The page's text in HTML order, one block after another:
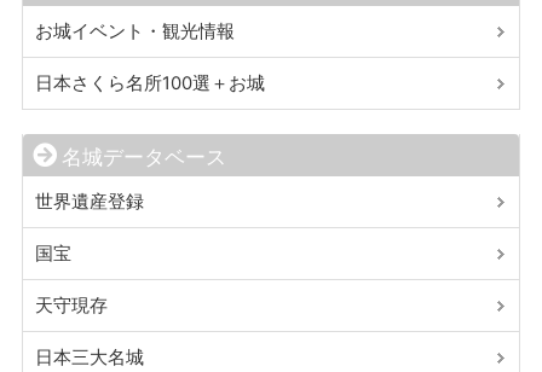
お城イベント・観光情報
日本さくら名所100選＋お城
名城データベース
世界遺産登録
国宝
天守現存
日本三大名城